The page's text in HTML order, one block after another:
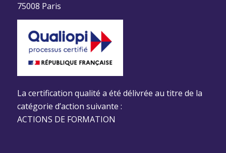
75008 Paris
La certification qualité a été délivrée au titre de la
catégorie d’action suivante :
ACTIONS DE FORMATION